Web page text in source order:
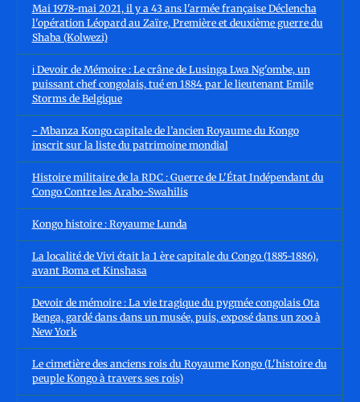
Mai 1978-mai 2021, il y a 43 ans l'armée française Déclencha
l'opération Léopard au Zaïre, Première et deuxième guerre du
Shaba (Kolwezi)
ℹ️ Devoir de Mémoire : Le crâne de Lusinga Lwa Ng'ombe, un
puissant chef congolais, tué en 1884 par le lieutenant Emile
Storms de Belgique
- Mbanza Kongo capitale de l’ancien Royaume du Kongo
inscrit sur la liste du patrimoine mondial
Histoire militaire de la RDC : Guerre de L'État Indépendant du
Congo Contre les Arabo-Swahilis
Kongo histoire : Royaume Lunda
La localité de Vivi était la 1 ère capitale du Congo (1885-1886),
avant Boma et Kinshasa
Devoir de mémoire : La vie tragique du pygmée congolais Ota
Benga, gardé dans dans un musée, puis, exposé dans un zoo à
New York
Le cimetière des anciens rois du Royaume Kongo (L'histoire du
peuple Kongo à travers ses rois)